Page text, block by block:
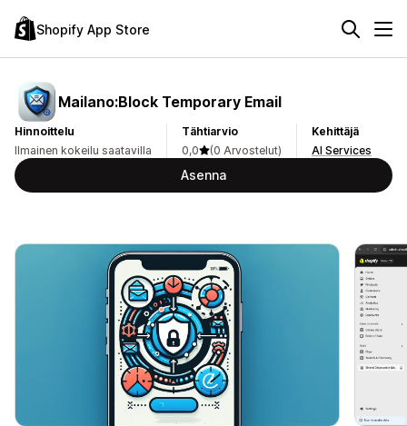
Shopify App Store
Mailano:Block Temporary Email
Hinnoittelu
Ilmainen kokeilu saatavilla
Tähtiarvio
0,0
(0 Arvostelut)
Kehittäjä
AI Services
Asenna